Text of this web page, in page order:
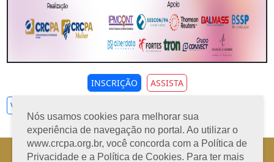
INSCRIÇÃO
ASSISTA
Ver todos
Nós usamos cookies para melhorar sua
experiência de navegação no portal. Ao utilizar o
www.crcpa.org.br, você concorda com a Política de
Privacidade e a Política de Cookies. Para ter mais
Horário de Atendimento: 08h às 12h e 13h às 17h de segunda à sexta-